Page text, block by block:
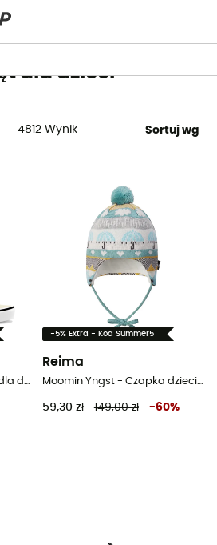
DODATKOWO przy zakupie 2
dla dzieci
4812 Wynik Sortuj wg
Old Skool - Miejskie buty dla dzieci
-5% Extra - Kod Summer5
Reima
Moomin Yngst - Czapka dziecięca
59,30 zł 149,00 zł -60%